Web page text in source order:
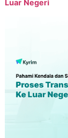
Luar Negeri